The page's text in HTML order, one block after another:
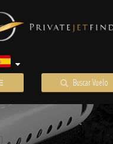
Buscar Vuelo